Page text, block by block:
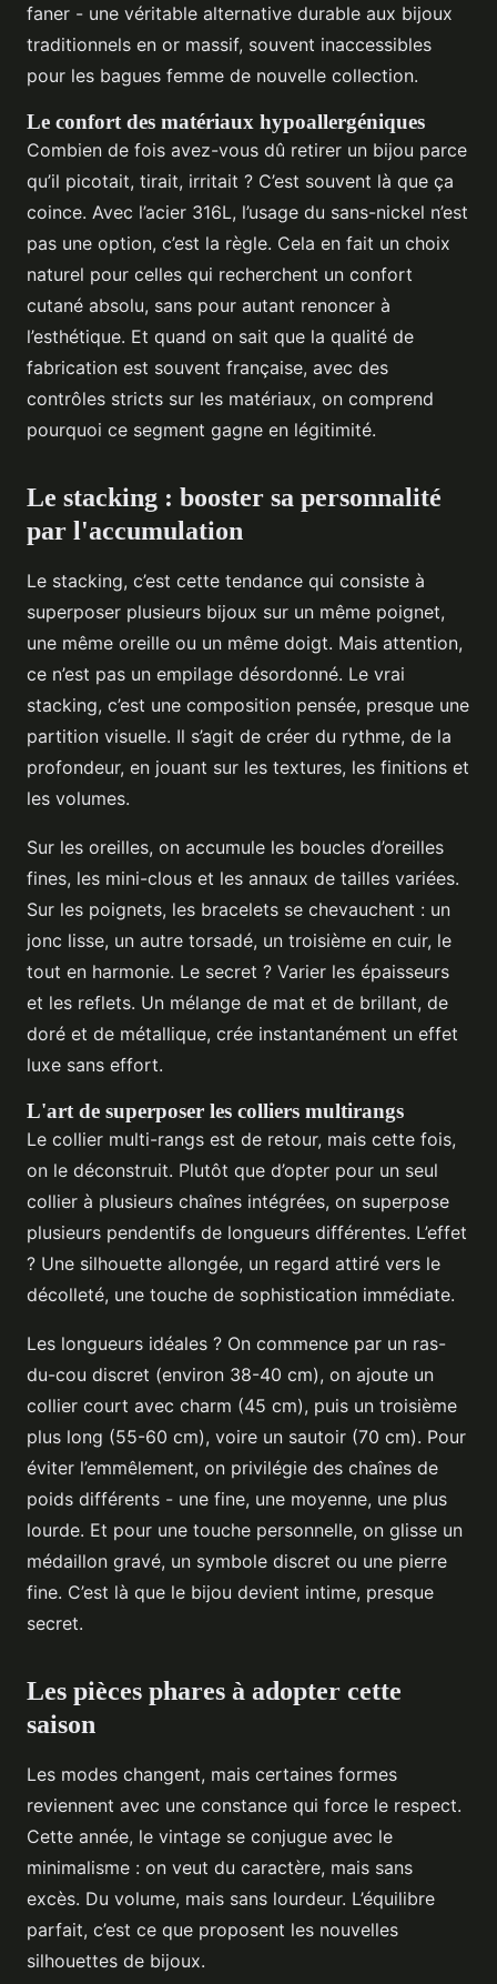
faner - une véritable alternative durable aux bijoux
traditionnels en or massif, souvent inaccessibles
pour les bagues femme de nouvelle collection.
Le confort des matériaux hypoallergéniques
Combien de fois avez-vous dû retirer un bijou parce
qu’il picotait, tirait, irritait ? C’est souvent là que ça
coince. Avec l’acier 316L, l’usage du sans-nickel n’est
pas une option, c’est la règle. Cela en fait un choix
naturel pour celles qui recherchent un confort
cutané absolu, sans pour autant renoncer à
l’esthétique. Et quand on sait que la qualité de
fabrication est souvent française, avec des
contrôles stricts sur les matériaux, on comprend
pourquoi ce segment gagne en légitimité.
Le stacking : booster sa personnalité
par l'accumulation
Le stacking, c’est cette tendance qui consiste à
superposer plusieurs bijoux sur un même poignet,
une même oreille ou un même doigt. Mais attention,
ce n’est pas un empilage désordonné. Le vrai
stacking, c’est une composition pensée, presque une
partition visuelle. Il s’agit de créer du rythme, de la
profondeur, en jouant sur les textures, les finitions et
les volumes.
Sur les oreilles, on accumule les boucles d’oreilles
fines, les mini-clous et les annaux de tailles variées.
Sur les poignets, les bracelets se chevauchent : un
jonc lisse, un autre torsadé, un troisième en cuir, le
tout en harmonie. Le secret ? Varier les épaisseurs
et les reflets. Un mélange de mat et de brillant, de
doré et de métallique, crée instantanément un effet
luxe sans effort.
L'art de superposer les colliers multirangs
Le collier multi-rangs est de retour, mais cette fois,
on le déconstruit. Plutôt que d’opter pour un seul
collier à plusieurs chaînes intégrées, on superpose
plusieurs pendentifs de longueurs différentes. L’effet
? Une silhouette allongée, un regard attiré vers le
décolleté, une touche de sophistication immédiate.
Les longueurs idéales ? On commence par un ras-
du-cou discret (environ 38-40 cm), on ajoute un
collier court avec charm (45 cm), puis un troisième
plus long (55-60 cm), voire un sautoir (70 cm). Pour
éviter l’emmêlement, on privilégie des chaînes de
poids différents - une fine, une moyenne, une plus
lourde. Et pour une touche personnelle, on glisse un
médaillon gravé, un symbole discret ou une pierre
fine. C’est là que le bijou devient intime, presque
secret.
Les pièces phares à adopter cette
saison
Les modes changent, mais certaines formes
reviennent avec une constance qui force le respect.
Cette année, le vintage se conjugue avec le
minimalisme : on veut du caractère, mais sans
excès. Du volume, mais sans lourdeur. L’équilibre
parfait, c’est ce que proposent les nouvelles
silhouettes de bijoux.